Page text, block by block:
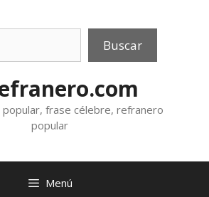
Buscar
popular, frase célebre, refranero
popular
Menú